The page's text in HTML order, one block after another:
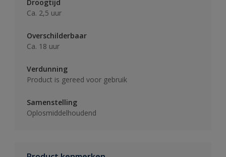
Droogtijd
Ca. 2,5 uur
Overschilderbaar
Ca. 18 uur
Verdunning
Product is gereed voor gebruik
Samenstelling
Oplosmiddelhoudend